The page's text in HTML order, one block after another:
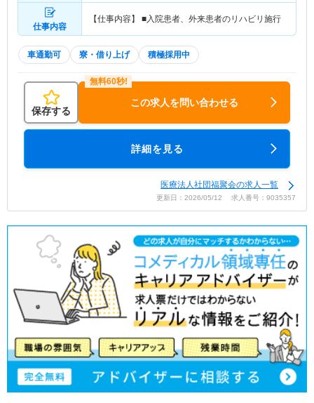
仕事内容
【仕事内容】 ■入院患者、外来患者のリハビリ施行
車通勤可 寮・借り上げ 積極採用中
保存する
この求人を問い合わせる
詳細を見る
医療法人社団福聚会の求人一覧
更新日：2026/05/12 求人番号：9035357